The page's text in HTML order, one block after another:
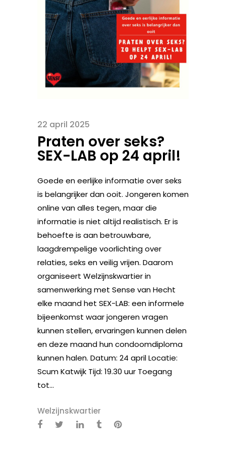
22 april 2025
Praten over seks?
SEX-LAB op 24 april!
Goede en eerlijke informatie over seks
is belangrijker dan ooit. Jongeren komen
online van alles tegen, maar die
informatie is niet altijd realistisch. Er is
behoefte is aan betrouwbare,
laagdrempelige voorlichting over
relaties, seks en veilig vrijen. Daarom
organiseert Welzijnskwartier in
samenwerking met Sense van Hecht
elke maand het SEX-LAB: een informele
bijeenkomst waar jongeren vragen
kunnen stellen, ervaringen kunnen delen
en deze maand hun condoomdiploma
kunnen halen. Datum: 24 april Locatie:
Scum Katwijk Tijd: 19.30 uur Toegang
tot...
Welzijnskwartier